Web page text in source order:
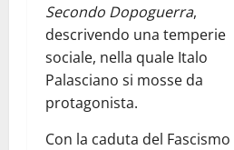
Secondo Dopoguerra,
descrivendo una temperie
sociale, nella quale Italo
Palasciano si mosse da
protagonista.
Con la caduta del Fascismo